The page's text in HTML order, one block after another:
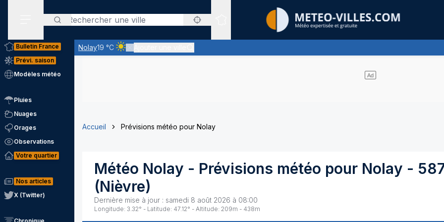
Rechercher
Sites expertis&eacute;s
Nolay19 °C
Ciel clair - quasiment pas de nuages et un soleil omniprésent
Bulletin France
Prévi. saison
Modèles météo
Pluies
Nuages
Orages
Observations
Votre quartier
Nos articles
X (Twitter)
Accueil Prévisions météo pour Nolay
Météo Nolay - Prévisions météo pour Nolay -
(Nièvre)
Dernière mise à jour : samedi 8 août 2026 à 08:00
Longitude: 3.32° - Latitude: 47.12° - Altitude: 209m - 438m